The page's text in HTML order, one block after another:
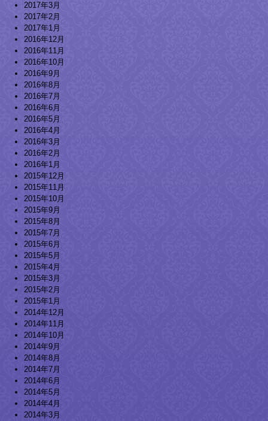
2017年3月
2017年2月
2017年1月
2016年12月
2016年11月
2016年10月
2016年9月
2016年8月
2016年7月
2016年6月
2016年5月
2016年4月
2016年3月
2016年2月
2016年1月
2015年12月
2015年11月
2015年10月
2015年9月
2015年8月
2015年7月
2015年6月
2015年5月
2015年4月
2015年3月
2015年2月
2015年1月
2014年12月
2014年11月
2014年10月
2014年9月
2014年8月
2014年7月
2014年6月
2014年5月
2014年4月
2014年3月